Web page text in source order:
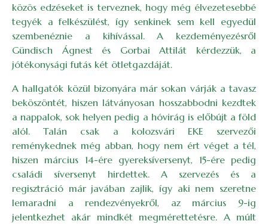
közös edzéseket is terveznek, hogy még élvezetesebbé
tegyék a felkészülést, így senkinek sem kell egyedül
szembenéznie a kihívással. A kezdeményezésről
Gündisch Ágnest és Gorbai Attilát kérdezzük, a
jótékonysági futás két ötletgazdáját.
A hallgatók közül bizonyára már sokan várják a tavasz
beköszöntét, hiszen látványosan hosszabbodni kezdtek
a nappalok, sok helyen pedig a hóvirág is előbújt a föld
alól. Talán csak a kolozsvári EKE szervezői
reménykednek még abban, hogy nem ért véget a tél,
hiszen március 14-ére gyereksíversenyt, 15-ére pedig
családi síversenyt hirdettek. A szervezés és a
regisztráció már javában zajlik, így aki nem szeretne
lemaradni a rendezvényekről, az március 9-ig
jelentkezhet akár mindkét megmérettetésre. A múlt